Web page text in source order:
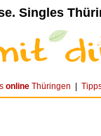
Singles
online Thüringen